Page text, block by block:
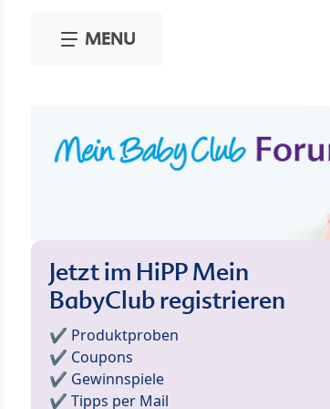
MENU
Jetzt im HiPP Mein
BabyClub registrieren
✔️ Produktproben
✔️ Coupons
✔️ Gewinnspiele
✔️ Tipps per Mail